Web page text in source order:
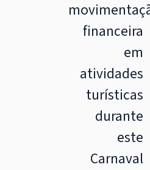
financeira
em
atividades
turísticas
durante
este
Carnaval